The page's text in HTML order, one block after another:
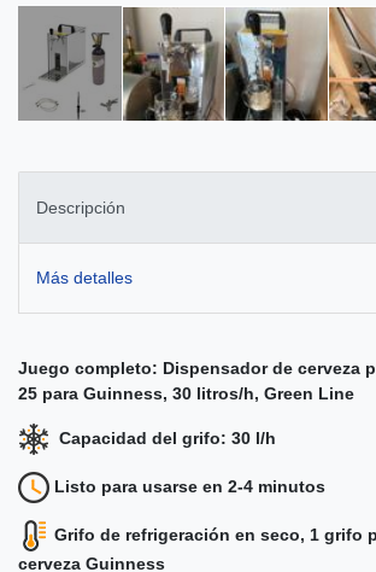
Descripción
Más detalles
Juego completo: Dispensador de cerveza
25 para Guinness, 30 litros/h, Green Line
Capacidad del grifo: 30 l/h
Listo para usarse en 2-4 minutos
Grifo de refrigeración en seco, 1 grifo
cerveza Guinness